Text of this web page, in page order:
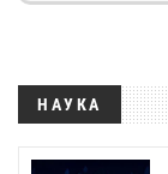
НАУКА